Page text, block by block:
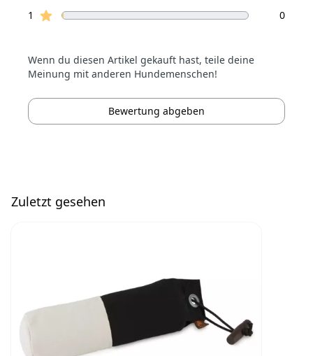
1
Sterne Bewertungen 0
Wenn du diesen Artikel gekauft hast, teile deine
Meinung mit anderen Hundemenschen!
Bewertung abgeben
Zuletzt gesehen